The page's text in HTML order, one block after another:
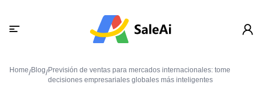
Home/Blog/Previsión de ventas para mercados internacionales: tome
decisiones empresariales globales más inteligentes